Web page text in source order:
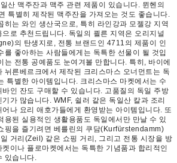
산 맥주잔과 맥주 관련 제품이 있습니다. 뮌헨의
특별히 제작된 맥주잔을 가져오는 것도 좋습니다.
히는 와인 생산국으로, 특히 라인강과 모젤강 지역
로 추천드립니다. 독일의 쾰른 지역은 오리지널
의 탄생지로, 전통 브랜드인 4711의 제품이 인
를 좋아하는 사람들에게는 독특한 선물이 될 것입
는 전통 공예품도 눈여겨볼 만합니다. 특히, 바이에
뉘른베르크에서 제작된 크리스마스 오너먼트는 독
특별한 아이템입니다. 크리스마스 마켓에서는 수
인 잔도 구매할 수 있습니다. 고품질의 독일 주방
가 많습니다. WMF, 쉴러 같은 독일산 칼과 조리
나 요리 애호가들에게 환영받는 아이템입니다. 또
용된 실용적인 생활용품도 독일에서만 만날 수 있
핑을 즐기려면 베를린의 쿠담(Kurfürstendamm)
거리(Zeil) 같은 쇼핑 거리, 그리고 전통 시장을 방
이나 플로마켓에서는 독특한 기념품과 합리적인
있습니다.